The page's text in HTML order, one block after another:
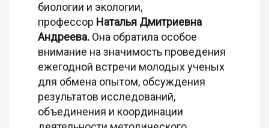
биологии и экологии,
профессор Наталья Дмитриевна
Андреева. Она обратила особое
внимание на значимость проведения
ежегодной встречи молодых ученых
для обмена опытом, обсуждения
результатов исследований,
объединения и координации